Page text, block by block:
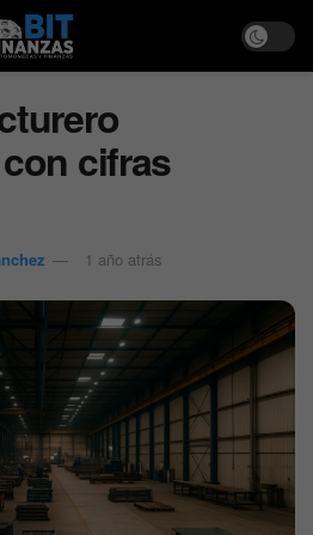
cifras
1 año atrás